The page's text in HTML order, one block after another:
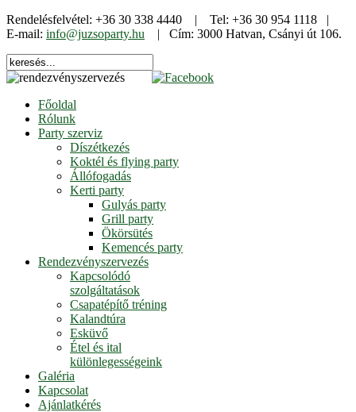
Rendelésfelvétel: +36 30 338 4440 | Tel: +36 30 954 1118 |
E-mail: info@juzsoparty.hu | Cím: 3000 Hatvan, Csányi út 106.
Főoldal
Rólunk
Party szerviz
Díszétkezés
Koktél és flying party
Állófogadás
Kerti party
Gulyás party
Grill party
Ökörsütés
Kemencés party
Rendezvényszervezés
Kapcsolódó
szolgáltatások
Csapatépítő tréning
Kalandtúra
Esküvő
Étel és ital
különlegességeink
Galéria
Kapcsolat
Ajánlatkérés